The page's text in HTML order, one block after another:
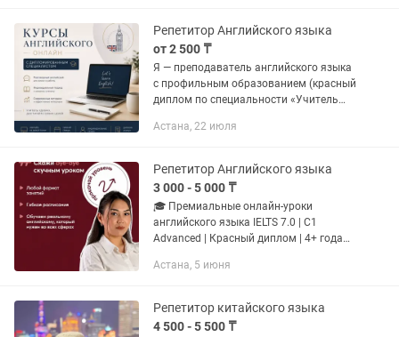
Репетитор Английского языка
от 2 500 ₸
Я — преподаватель английского языка
с профильным образованием (красный
диплом по специальности «Учитель
с детьми и взрослыми. На моих
Астана, 22 июля
Репетитор Английского языка
3 000 - 5 000 ₸
🎓 Премиальные онлайн-уроки
английского языка IELTS 7.0 | C1
Advanced | Красный диплом | 4+ года
Арбинур — преподаватель английского
и...
Астана, 5 июня
Репетитор китайского языка
4 500 - 5 500 ₸